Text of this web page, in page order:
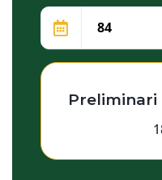
Preliminari